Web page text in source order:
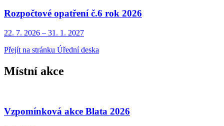
Rozpočtové opatření č.6 rok 2026
22. 7. 2026 – 31. 1. 2027
Přejít na stránku Úřední deska
Místní akce
Vzpomínková akce Blata 2026